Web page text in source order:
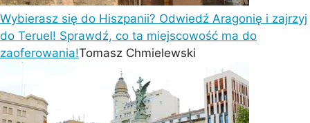
Wybierasz się do Hiszpanii? Odwiedź Aragonię i zajrzyj
do Teruel! Sprawdź, co ta miejscowość ma do
zaoferowania!Tomasz Chmielewski